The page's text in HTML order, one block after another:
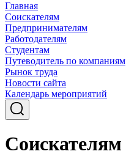
Главная
Соискателям
Предпринимателям
Работодателям
Студентам
Путеводитель по компаниям
Рынок труда
Новости сайта
Календарь мероприятий
Соискателям